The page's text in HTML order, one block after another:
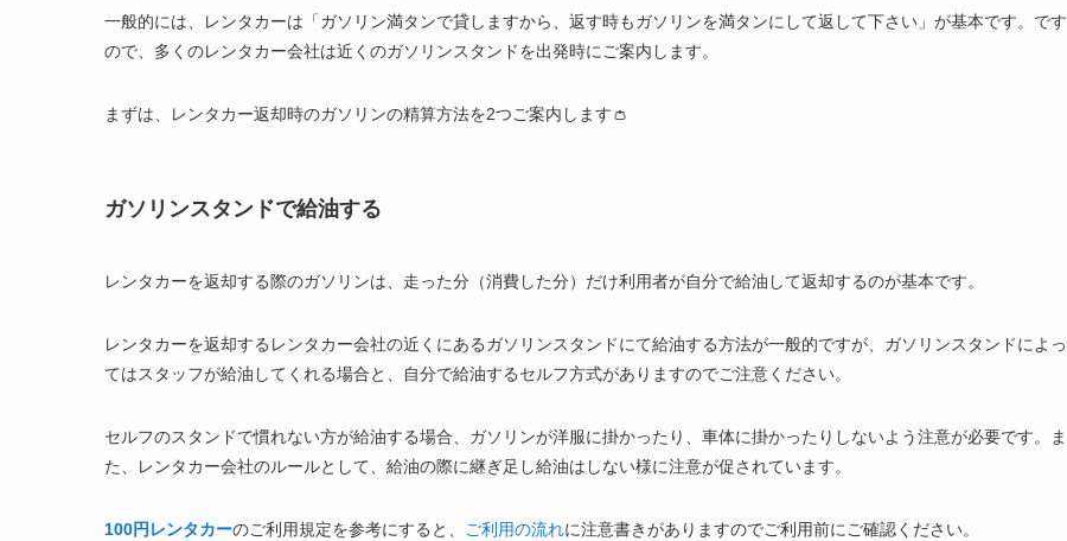
一般的には、レンタカーは「ガソリン満タンで貸しますから、返す時もガソリンを満タンにして返して下さい」が基本です。です
ので、多くのレンタカー会社は近くのガソリンスタンドを出発時にご案内します。
まずは、レンタカー返却時のガソリンの精算方法を2つご案内します👛
ガソリンスタンドで給油する
レンタカーを返却する際のガソリンは、走った分（消費した分）だけ利用者が自分で給油して返却するのが基本です。
レンタカーを返却するレンタカー会社の近くにあるガソリンスタンドにて給油する方法が一般的ですが、ガソリンスタンドによっ
てはスタッフが給油してくれる場合と、自分で給油するセルフ方式がありますのでご注意ください。
セルフのスタンドで慣れない方が給油する場合、ガソリンが洋服に掛かったり、車体に掛かったりしないよう注意が必要です。ま
た、レンタカー会社のルールとして、給油の際に継ぎ足し給油はしない様に注意が促されています。
100円レンタカーのご利用規定を参考にすると、 ご利用の流れに注意書きがありますのでご利用前にご確認ください。